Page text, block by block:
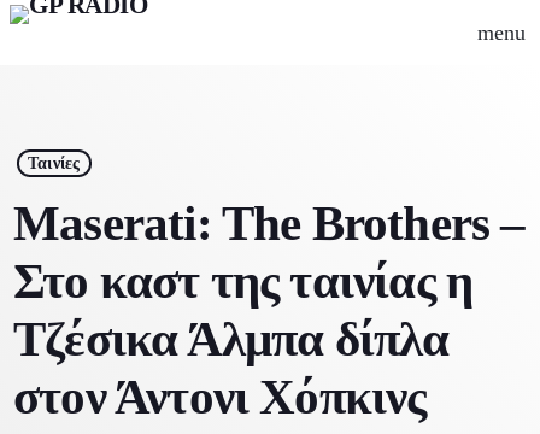
menu
play_arrow
Αρχική
Ψυχαγωγία
Μουσικά Νέα
Γρεβενά
Ταινίες
Maserati: The Brothers –
Στο καστ της ταινίας η
Τζέσικα Άλμπα δίπλα
στον Άντονι Χόπκινς